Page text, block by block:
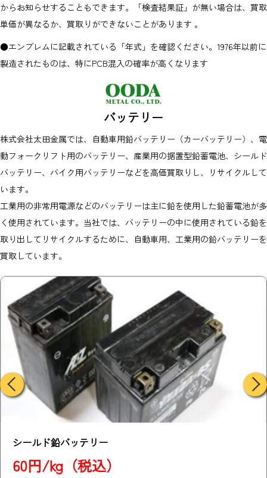
からお知らせすることもできます。「検査結果証」が無い場合は、買取
単価が異なるか、買取りができないことがあります 。
●エンブレムに記載されている「年式」を確認ください。1976年以前に
製造されたものは、特にPCB混入の確率が高くなります
バッテリー
株式会社太田金属では、自動車用鉛バッテリー（カーバッテリー）、電
動フォークリフト用のバッテリー、産業用の据置型鉛蓄電池、シールド
バッテリー、バイク用バッテリーなどを高価買取りし、リサイクルして
います。
工業用の非常用電源などのバッテリーは主に鉛を使用した鉛蓄電池が多
く使用されています。当社では、バッテリーの中に使用されている鉛を
取り出してリサイクルするために、自動車用、工業用の鉛バッテリーを
買取しています。
フォークリフト用バッテリー
60円/kg（税込）